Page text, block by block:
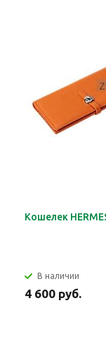
Кошелек
В наличии
4 600 руб.